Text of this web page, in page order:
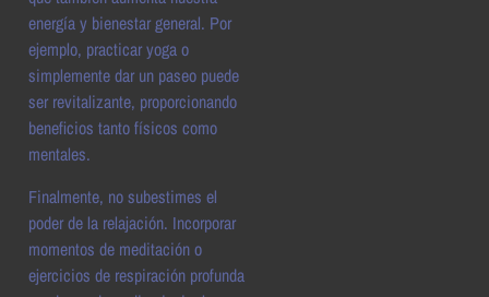
energía y bienestar general. Por
ejemplo, practicar yoga o
simplemente dar un paseo puede
ser revitalizante, proporcionando
beneficios tanto físicos como
mentales.
Finalmente, no subestimes el
poder de la relajación. Incorporar
momentos de meditación o
ejercicios de respiración profunda